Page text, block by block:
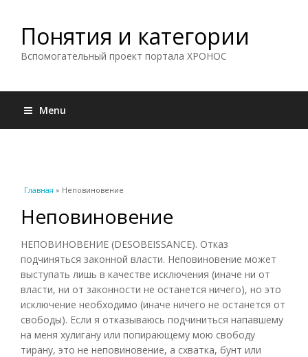
Понятия и категории
Вспомогательный проект портала ХРОНОС
Menu
Вы здесь
Главная » Неповиновение
Неповиновение
НЕПОВИНОВЕНИЕ (DESOBEISSANCE). Отказ
подчиняться законной власти. Неповиновение может
выступать лишь в качестве исключения (иначе ни от
власти, ни от законности не останется ничего), но это
исключение необходимо (иначе ничего не останется от
свободы). Если я отказываюсь подчиниться напавшему
на меня хулигану или попирающему мою свободу
тирану, это не неповиновение, а схватка, бунт или